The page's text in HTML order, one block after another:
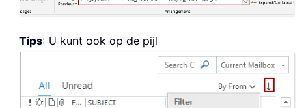
Tips: U kunt ook op de pijl